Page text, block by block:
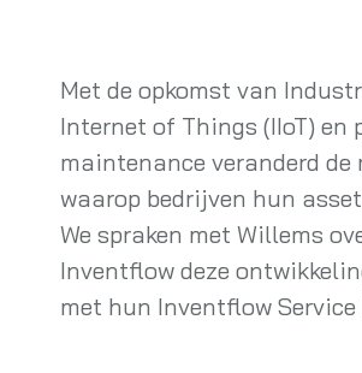
Met de opkomst van
Internet of Things (IIoT) en
maintenance veranderd de
waarop bedrijven hun
We spraken met Willems
Inventflow deze
met hun Inventflow Service